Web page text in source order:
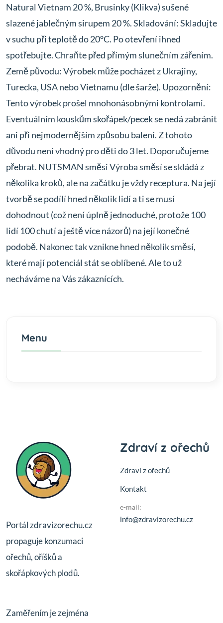
Natural Vietnam 20 %, Brusinky (Klikva) sušené
slazené jablečným sirupem 20 %. Skladování: Skladujte
v suchu při teplotě do 20°C. Po otevření ihned
spotřebujte. Chraňte před přímým slunečním zářením.
Země původu: Výrobek může pocházet z Ukrajiny,
Turecka, USA nebo Vietnamu (dle šarže). Upozornění:
Tento výrobek prošel mnohonásobnými kontrolami.
Eventuálním kouskům skořápek/pecek se nedá zabránit
ani při nejmodernějším způsobu balení. Z tohoto
důvodu není vhodný pro děti do 3 let. Doporučujeme
přebrat. NUTSMAN směsi Výroba směsí se skládá z
několika kroků, ale na začátku je vždy receptura. Na její
tvorbě se podílí hned několik lidí a ti se musí
dohodnout (což není úplně jednoduché, protože 100
lidí 100 chutí a ještě více názorů) na její konečné
podobě. Nakonec tak vznikne hned několik směsí,
které mají potenciál stát se oblíbené. Ale to už
necháváme na Vás zákaznících.
Menu
Portál zdravizorechu.cz
propaguje konzumaci
ořechů, oříšků a
skořápkových plodů.
Zaměřením je zejména
Zdraví z ořechů
Zdraví z ořechů
Kontakt
e-mail:
info@zdravizorechu.cz